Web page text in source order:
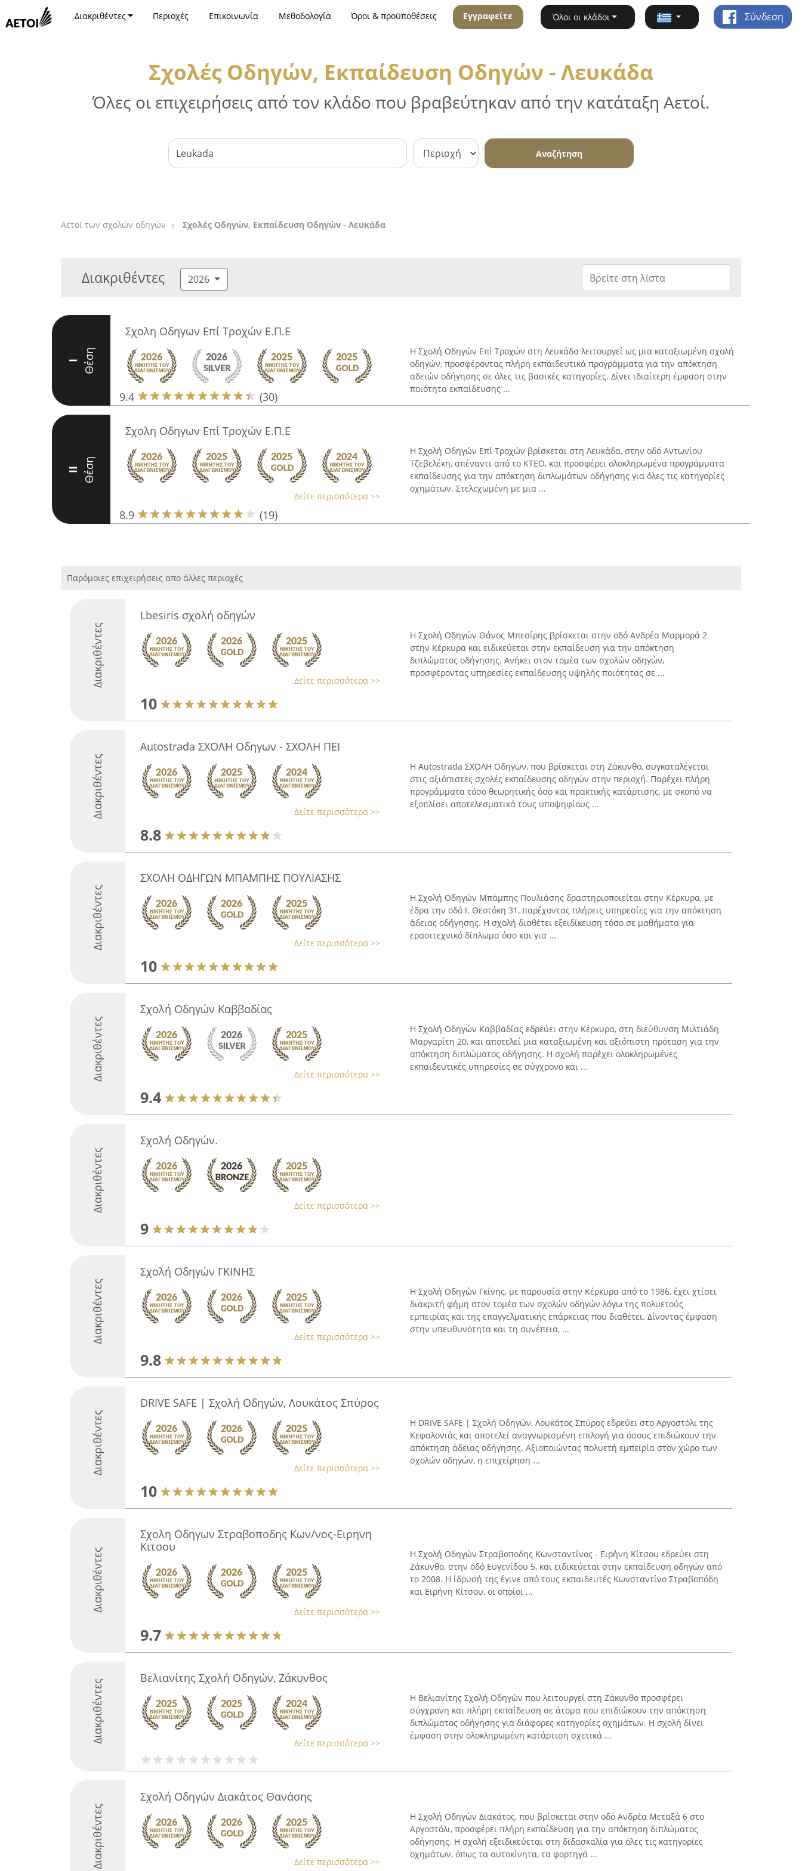
Διακριθέντες Περιοχές Επικοινωνία Μεθοδολογία Όροι & προϋποθέσεις Εγγραφείτε Όλοι οι κλάδοι Σύνδεση
Σχολές Οδηγών, Εκπαίδευση Οδηγών - Λευκάδα
Όλες οι επιχειρήσεις από τον κλάδο που βραβεύτηκαν από την κατάταξη Αετοί.
Αναζήτηση
Αετοί των σχολών οδηγών Σχολές Οδηγών, Εκπαίδευση Οδηγών - Λευκάδα
Διακριθέντες 2026
I Θέση
Σχολη Οδηγων Eπί Τροχών Ε.Π.Ε
9.4 (30)
Η Σχολή Οδηγών Επί Τροχών στη Λευκάδα λειτουργεί ως μια καταξιωμένη σχολή
οδηγών, προσφέροντας πλήρη εκπαιδευτικά προγράμματα για την απόκτηση
αδειών οδήγησης σε όλες τις βασικές κατηγορίες. Δίνει ιδιαίτερη έμφαση στην
ποιότητα εκπαίδευσης ...
II Θέση
Σχολη Οδηγων Eπί Τροχών Ε.Π.Ε
Δείτε περισσότερα >>
8.9 (19)
Η Σχολή Οδηγών Επί Τροχών βρίσκεται στη Λευκάδα, στην οδό Αντωνίου
Τζεβελέκη, απέναντι από το ΚΤΕΟ, και προσφέρει ολοκληρωμένα προγράμματα
εκπαίδευσης για την απόκτηση διπλωμάτων οδήγησης για όλες τις κατηγορίες
οχημάτων. Στελεχωμένη με μια ...
Παρόμοιες επιχειρήσεις απο άλλες περιοχές
Διακριθέντες
Lbesiris σχολή οδηγών
Δείτε περισσότερα >>
10
Η Σχολή Οδηγών Θάνος Μπεσίρης βρίσκεται στην οδό Ανδρέα Μαρμορά 2
στην Κέρκυρα και ειδικεύεται στην εκπαίδευση για την απόκτηση
διπλώματος οδήγησης. Ανήκει στον τομέα των σχολών οδηγών,
προσφέροντας υπηρεσίες εκπαίδευσης υψηλής ποιότητας σε ...
Διακριθέντες
Autostrada ΣΧΟΛΗ Οδηγων - ΣΧΟΛΗ ΠΕΙ
Δείτε περισσότερα >>
8.8
Η Autostrada ΣΧΟΛΗ Οδηγων, που βρίσκεται στη Ζάκυνθο, συγκαταλέγεται
στις αξιόπιστες σχολές εκπαίδευσης οδηγών στην περιοχή. Παρέχει πλήρη
προγράμματα τόσο θεωρητικής όσο και πρακτικής κατάρτισης, με σκοπό να
εξοπλίσει αποτελεσματικά τους υποψηφίους ...
Διακριθέντες
ΣΧΟΛΗ ΟΔΗΓΩΝ ΜΠΑΜΠΗΣ ΠΟΥΛΙΑΣΗΣ
Δείτε περισσότερα >>
10
Η Σχολή Οδηγών Μπάμπης Πουλιάσης δραστηριοποιείται στην Κέρκυρα, με
έδρα την οδό Ι. Θεοτόκη 31, παρέχοντας πλήρεις υπηρεσίες για την απόκτηση
άδειας οδήγησης. Η σχολή διαθέτει εξειδίκευση τόσο σε μαθήματα για
ερασιτεχνικό δίπλωμα όσο και για ...
Διακριθέντες
Σχολή Οδηγών Καββαδίας
Δείτε περισσότερα >>
9.4
Η Σχολή Οδηγών Καββαδίας εδρεύει στην Κέρκυρα, στη διεύθυνση Μιλτιάδη
Μαργαρίτη 20, και αποτελεί μια καταξιωμένη και αξιόπιστη πρόταση για την
απόκτηση διπλώματος οδήγησης. Η σχολή παρέχει ολοκληρωμένες
εκπαιδευτικές υπηρεσίες σε σύγχρονο και ...
Διακριθέντες
Σχολή Οδηγών.
Δείτε περισσότερα >>
9
Διακριθέντες
Σχολή Οδηγών ΓΚΙΝΗΣ
Δείτε περισσότερα >>
9.8
Η Σχολή Οδηγών Γκίνης, με παρουσία στην Κέρκυρα από το 1986, έχει χτίσει
διακριτή φήμη στον τομέα των σχολών οδηγών λόγω της πολυετούς
εμπειρίας και της επαγγελματικής επάρκειας που διαθέτει. Δίνοντας έμφαση
στην υπευθυνότητα και τη συνέπεια, ...
Διακριθέντες
DRIVE SAFE | Σχολή Οδηγών, Λουκάτος Σπύρος
Δείτε περισσότερα >>
10
Η DRIVE SAFE | Σχολή Οδηγών, Λουκάτος Σπύρος εδρεύει στο Αργοστόλι της
Κεφαλονιάς και αποτελεί αναγνωρισμένη επιλογή για όσους επιδιώκουν την
απόκτηση άδειας οδήγησης. Αξιοποιώντας πολυετή εμπειρία στον χώρο των
σχολών οδηγών, η επιχείρηση ...
Διακριθέντες
Σχολη Οδηγων Στραβοποδης Κων/νος-Ειρηνη
Κιτσου
Δείτε περισσότερα >>
9.7
Η Σχολή Οδηγών Στραβοποδης Κωνσταντίνος - Ειρήνη Κίτσου εδρεύει στη
Ζάκυνθο, στην οδό Ευγενίδου 5, και ειδικεύεται στην εκπαίδευση οδηγών από
το 2008. Η ίδρυσή της έγινε από τους εκπαιδευτές Κωνσταντίνο Στραβοπόδη
και Ειρήνη Κίτσου, οι οποίοι ...
Διακριθέντες
Βελιανίτης Σχολή Οδηγών, Ζάκυνθος
Δείτε περισσότερα >>
Η Βελιανίτης Σχολή Οδηγών που λειτουργεί στη Ζάκυνθο προσφέρει
σύγχρονη και πλήρη εκπαίδευση σε άτομα που επιδιώκουν την απόκτηση
διπλώματος οδήγησης για διάφορες κατηγορίες οχημάτων. Η σχολή δίνει
έμφαση στην ολοκληρωμένη κατάρτιση σχετικά ...
Διακριθέντες
Σχολή Οδηγών Διακάτος Θανάσης
Δείτε περισσότερα >>
Η Σχολή Οδηγών Διακάτος, που βρίσκεται στην οδό Ανδρέα Μεταξά 6 στο
Αργοστόλι, προσφέρει πλήρη εκπαίδευση για την απόκτηση διπλώματος
οδήγησης. Η σχολή εξειδικεύεται στη διδασκαλία για όλες τις κατηγορίες
οχημάτων, όπως τα αυτοκίνητα, τα φορτηγά ...